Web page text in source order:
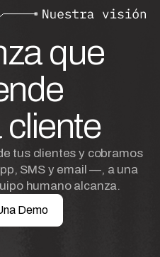
que
tus clientes y cobramos
SMS y email —, a una
humano alcanza.
Demo